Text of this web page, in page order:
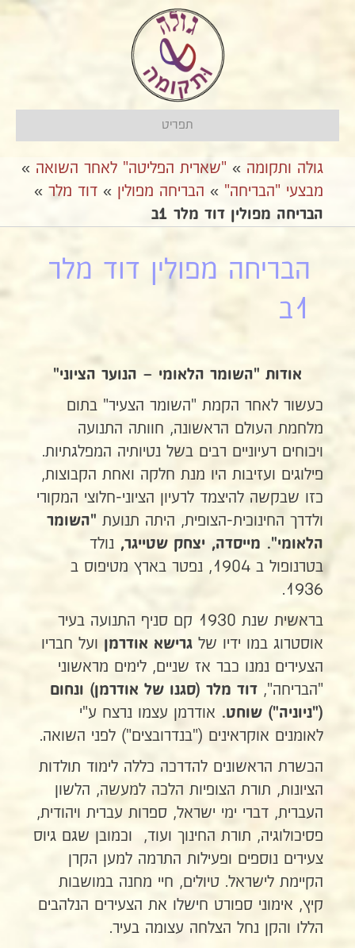
תפריט
גולה ותקומה » "שארית הפליטה" לאחר השואה »
מבצעי "הבריחה" » אהבריחה מפולין » דוד מלר »
הבריחה מפולין דוד מלר 1ב
הבריחה מפולין דוד מלר
1ב
אודות "השומר הלאומי – הנוער הציוני"
כעשור לאחר הקמת "השומר הצעיר" בתום
מלחמת העולם הראשונה, חוותה התנועה
ויכוחים רעיוניים רבים בשל נטיותיה המפלגתיות.
פילוגים ועזיבות היו מנת חלקה ואחת הקבוצות,
כזו שבקשה להיצמד לרעיון הציוני-חלוצי המקורי
ולדרך החינוכית-הצופית, היתה תנועת "השומר
הלאומי". מייסדה, יצחק שטייגר, נולד
בטרנופול ב 1904, נפטר בארץ מטיפוס ב
1936.
בראשית שנת 1930 קם סניף התנועה בעיר
אוסטרוג במו ידיו של גרישא אודרמן ועל חבריו
הצעירים נמנו כבר אז שניים, לימים מראשוני
"הבריחה", דוד מלר (סגנו של אודרמן) ונחום
("ניוניה") שוחט. אודרמן עצמו נרצח ע"י
לאומנים אוקראינים ("בנדרובצים") לפני השואה.
הכשרת הראשונים להדרכה כללה לימוד תולדות
הציונות, תורת הצופיות הלכה למעשה, הלשון
העברית, דברי ימי ישראל, ספרות עברית ויהודית,
פסיכולוגיה, תורת החינוך ועוד, וכמובן שגם גיוס
צעירים נוספים ופעילות התרמה למען הקרן
הקיימת לישראל. טיולים, חיי מחנה במושבות
קיץ, אימוני ספורט חישלו את הצעירים הנלהבים
הללו והקן נחל הצלחה עצומה בעיר.